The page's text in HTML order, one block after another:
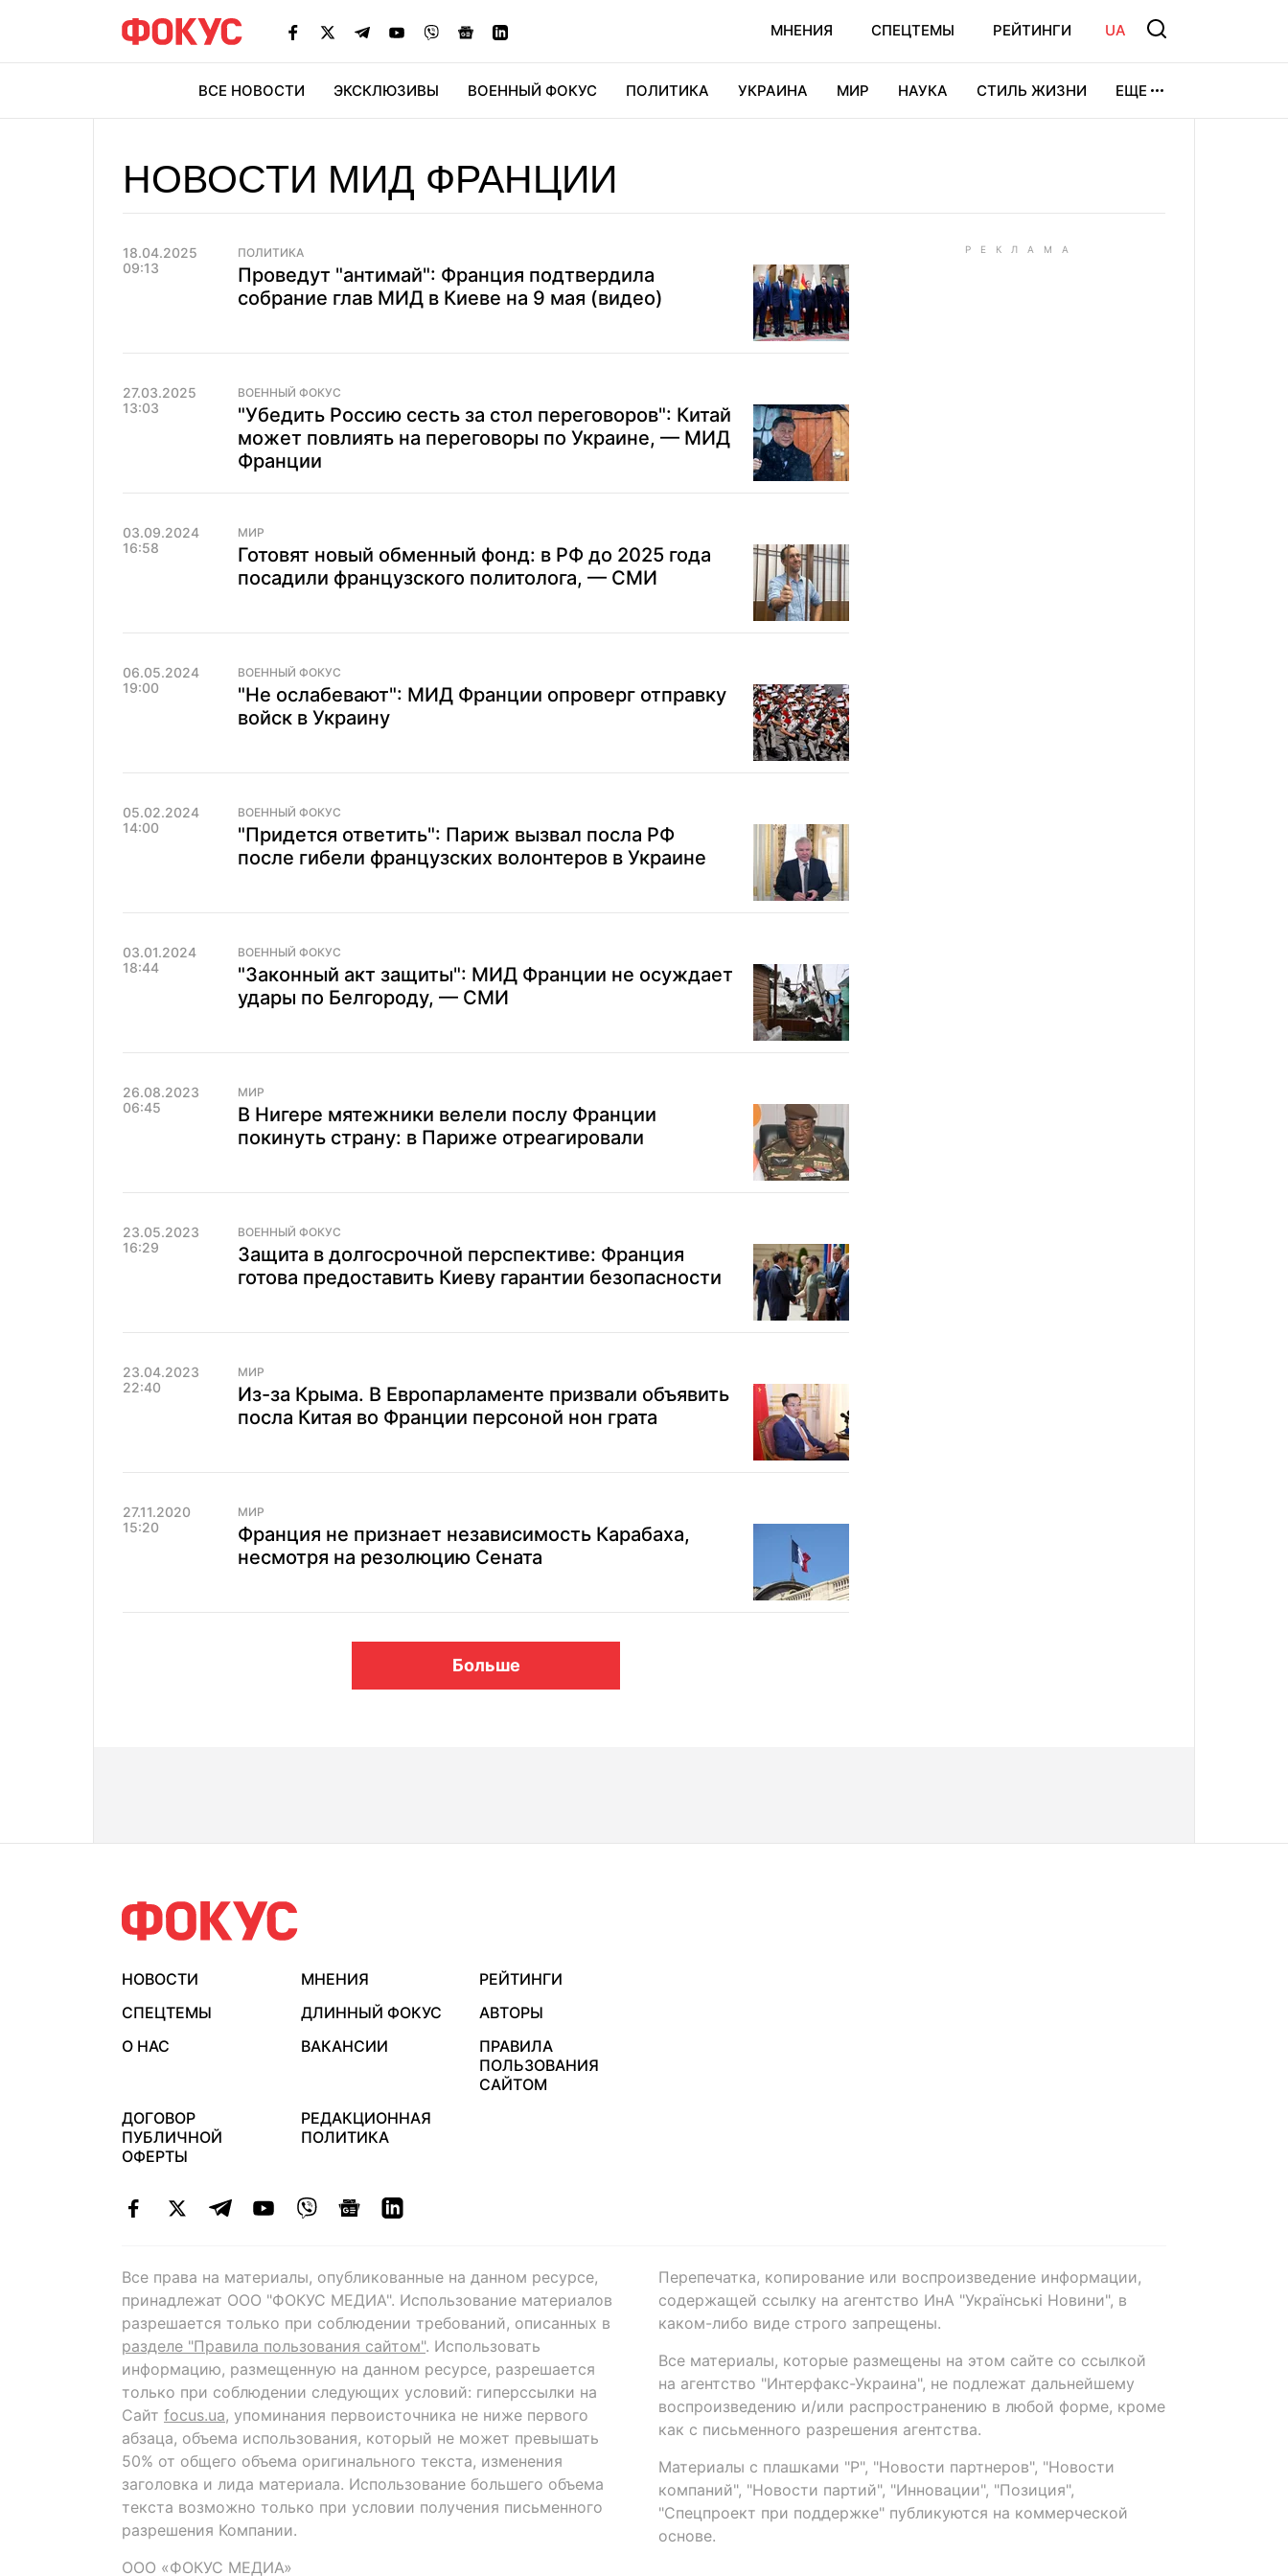
МНЕНИЯ СПЕЦТЕМЫ РЕЙТИНГИ UA
ВСЕ НОВОСТИ ЭКСКЛЮЗИВЫ ВОЕННЫЙ ФОКУС ПОЛИТИКА УКРАИНА МИР НАУКА СТИЛЬ ЖИЗНИ ЕЩЕ
НОВОСТИ МИД ФРАНЦИИ
18.04.2025
09:13
ПОЛИТИКА
Проведут "антимай": Франция подтвердила
собрание глав МИД в Киеве на 9 мая (видео)
27.03.2025
13:03
ВОЕННЫЙ ФОКУС
"Убедить Россию сесть за стол переговоров": Китай
может повлиять на переговоры по Украине, — МИД
Франции
03.09.2024
16:58
МИР
Готовят новый обменный фонд: в РФ до 2025 года
посадили французского политолога, — СМИ
06.05.2024
19:00
ВОЕННЫЙ ФОКУС
"Не ослабевают": МИД Франции опроверг отправку
войск в Украину
05.02.2024
14:00
ВОЕННЫЙ ФОКУС
"Придется ответить": Париж вызвал посла РФ
после гибели французских волонтеров в Украине
03.01.2024
18:44
ВОЕННЫЙ ФОКУС
"Законный акт защиты": МИД Франции не осуждает
удары по Белгороду, — СМИ
26.08.2023
06:45
МИР
В Нигере мятежники велели послу Франции
покинуть страну: в Париже отреагировали
23.05.2023
16:29
ВОЕННЫЙ ФОКУС
Защита в долгосрочной перспективе: Франция
готова предоставить Киеву гарантии безопасности
23.04.2023
22:40
МИР
Из-за Крыма. В Европарламенте призвали объявить
посла Китая во Франции персоной нон грата
27.11.2020
15:20
МИР
Франция не признает независимость Карабаха,
несмотря на резолюцию Сената
Больше
НОВОСТИ МНЕНИЯ
РЕЙТИНГИ
СПЕЦТЕМЫ
ДЛИННЫЙ ФОКУС
АВТОРЫ
О НАС
ВАКАНСИИ
ПРАВИЛА
ПОЛЬЗОВАНИЯ
САЙТОМ
ДОГОВОР
ПУБЛИЧНОЙ
ОФЕРТЫ
РЕДАКЦИОННАЯ
ПОЛИТИКА
Все права на материалы, опубликованные на данном ресурсе,
принадлежат ООО "ФОКУС МЕДИА". Использование материалов
разрешается только при соблюдении требований, описанных в
разделе "Правила пользования сайтом". Использовать
информацию, размещенную на данном ресурсе, разрешается
только при соблюдении следующих условий: гиперссылки на
Сайт focus.ua, упоминания первоисточника не ниже первого
абзаца, объема использования, который не может превышать
50% от общего объема оригинального текста, изменения
заголовка и лида материала. Использование большего объема
текста возможно только при условии получения письменного
разрешения Компании.
ООО «ФОКУС МЕДИА»
Перепечатка, копирование или воспроизведение информации,
содержащей ссылку на агентство ИнА "Українські Новини", в
каком-либо виде строго запрещены.
Все материалы, которые размещены на этом сайте со ссылкой
на агентство "Интерфакс-Украина", не подлежат дальнейшему
воспроизведению и/или распространению в любой форме, кроме
как с письменного разрешения агентства.
Материалы с плашками "Р", "Новости партнеров", "Новости
компаний", "Новости партий", "Инновации", "Позиция",
"Спецпроект при поддержке" публикуются на коммерческой
основе.